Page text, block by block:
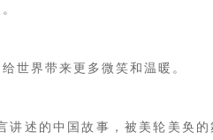
世界带来更多微笑和温暖。
述的中国故事，被美轮美奂